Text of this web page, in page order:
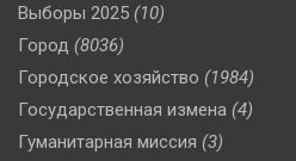
Выборы 2025 (10)
Город (8036)
Городское хозяйство (1984)
Государственная измена (4)
Гуманитарная миссия (3)